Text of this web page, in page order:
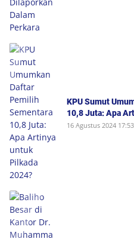
KPU Sumut
10,8 Juta: Apa
16 Agustus 2024 17:53